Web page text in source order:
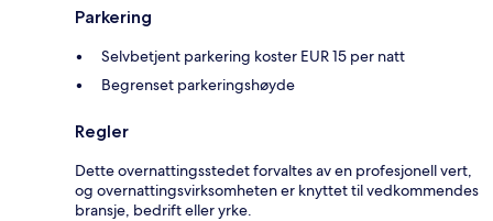
Parkering
Selvbetjent parkering koster EUR 15 per natt
Begrenset parkeringshøyde
Regler
Dette overnattingsstedet forvaltes av en profesjonell vert,
og overnattingsvirksomheten er knyttet til vedkommendes
bransje, bedrift eller yrke.